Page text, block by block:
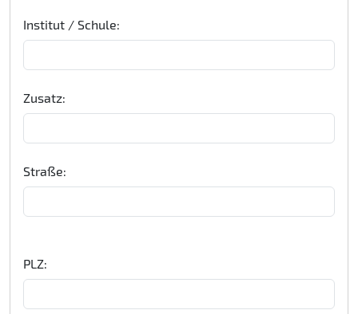
Institut / Schule:
Zusatz:
Straße:
PLZ: